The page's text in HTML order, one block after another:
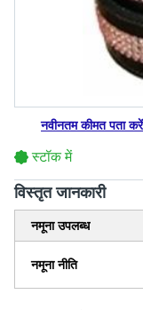
नवीनतम कीमत पता करें
स्टॉक में
विस्‍तृत जानकारी
नमूना उपलब्ध
नमूना नीति